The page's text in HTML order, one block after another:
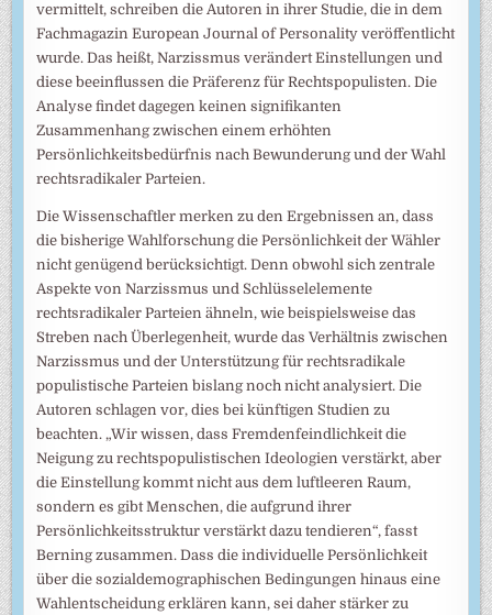
vermittelt, schreiben die Autoren in ihrer Studie, die in dem
Fachmagazin European Journal of Personality veröffentlicht
wurde. Das heißt, Narzissmus verändert Einstellungen und
diese beeinflussen die Präferenz für Rechtspopulisten. Die
Analyse findet dagegen keinen signifikanten
Zusammenhang zwischen einem erhöhten
Persönlichkeitsbedürfnis nach Bewunderung und der Wahl
rechtsradikaler Parteien.
Die Wissenschaftler merken zu den Ergebnissen an, dass
die bisherige Wahlforschung die Persönlichkeit der Wähler
nicht genügend berücksichtigt. Denn obwohl sich zentrale
Aspekte von Narzissmus und Schlüsselelemente
rechtsradikaler Parteien ähneln, wie beispielsweise das
Streben nach Überlegenheit, wurde das Verhältnis zwischen
Narzissmus und der Unterstützung für rechtsradikale
populistische Parteien bislang noch nicht analysiert. Die
Autoren schlagen vor, dies bei künftigen Studien zu
beachten. „Wir wissen, dass Fremdenfeindlichkeit die
Neigung zu rechtspopulistischen Ideologien verstärkt, aber
die Einstellung kommt nicht aus dem luftleeren Raum,
sondern es gibt Menschen, die aufgrund ihrer
Persönlichkeitsstruktur verstärkt dazu tendieren“, fasst
Berning zusammen. Dass die individuelle Persönlichkeit
über die sozialdemographischen Bedingungen hinaus eine
Wahlentscheidung erklären kann, sei daher stärker zu